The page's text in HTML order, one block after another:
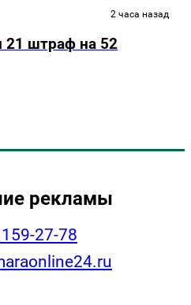
2 часа назад
21 штраф на 52
рекламы
27-78